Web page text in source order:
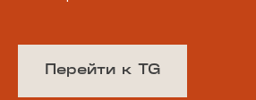
Перейти к TG